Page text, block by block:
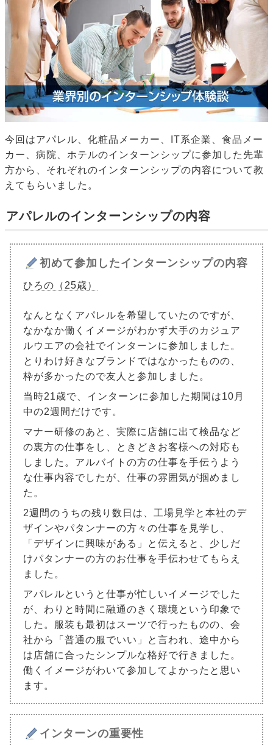
今回はアパレル、化粧品メーカー、IT系企業、食品メー
カー、病院、ホテルのインターンシップに参加した先輩
方から、それぞれのインターンシップの内容について教
えてもらいました。
アパレルのインターンシップの内容
初めて参加したインターンシップの内容
ひろの（25歳）
なんとなくアパレルを希望していたのですが、
なかなか働くイメージがわかず大手のカジュア
ルウエアの会社でインターンに参加しました。
とりわけ好きなブランドではなかったものの、
枠が多かったので友人と参加しました。
当時21歳で、インターンに参加した期間は10月
中の2週間だけです。
マナー研修のあと、実際に店舗に出て検品など
の裏方の仕事をし、ときどきお客様への対応も
しました。アルバイトの方の仕事を手伝うよう
な仕事内容でしたが、仕事の雰囲気が掴めまし
た。
2週間のうちの残り数日は、工場見学と本社のデ
ザインやパタンナーの方々の仕事を見学し、
「デザインに興味がある」と伝えると、少しだ
けパタンナーの方のお仕事を手伝わせてもらえ
ました。
アパレルというと仕事が忙しいイメージでした
が、わりと時間に融通のきく環境という印象で
した。服装も最初はスーツで行ったものの、会
社から「普通の服でいい」と言われ、途中から
は店舗に合ったシンプルな格好で行きました。
働くイメージがわいて参加してよかったと思い
ます。
インターンの重要性